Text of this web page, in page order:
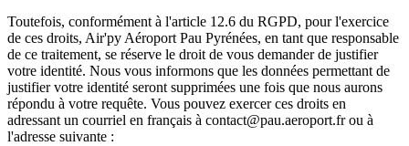
Toutefois, conformément à l'article 12.6 du RGPD, pour l'exercice
de ces droits, Air'py Aéroport Pau Pyrénées, en tant que responsable
de ce traitement, se réserve le droit de vous demander de justifier
votre identité. Nous vous informons que les données permettant de
justifier votre identité seront supprimées une fois que nous aurons
répondu à votre requête. Vous pouvez exercer ces droits en
adressant un courriel en français à contact@pau.aeroport.frou à
l'adresse suivante :